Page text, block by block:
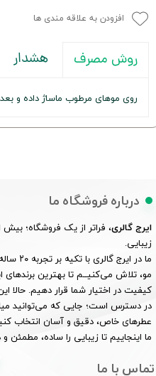
افزودن به علاقه مندی ها
روش مصرف هشدار
روی موهای مرطوب ماساژ داده و بعد از ۵ دقیقه آبکشی
درباره فروشگاه ما
ایرج گالری، فراتر از یک فروشگاه؛ بیش
زیبایی.
ما در
مو، تلاش می‌کنیــم تا بهترین برندهای
کیفیت در اختیار شما قرار دهیم. حالا
در دسترس است؛ جایی که می‌توانید
عطرهای خاص، دقیق و آسان انتخاب
ما اینجاییم تا زیبایی را ساده،
تماس با ما